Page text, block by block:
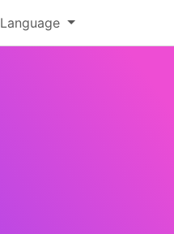
Language